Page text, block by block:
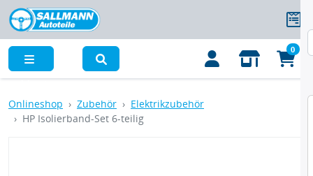
0
Onlineshop Zubehör
Elektrikzubehör
HP Isolierband-Set 6-teilig